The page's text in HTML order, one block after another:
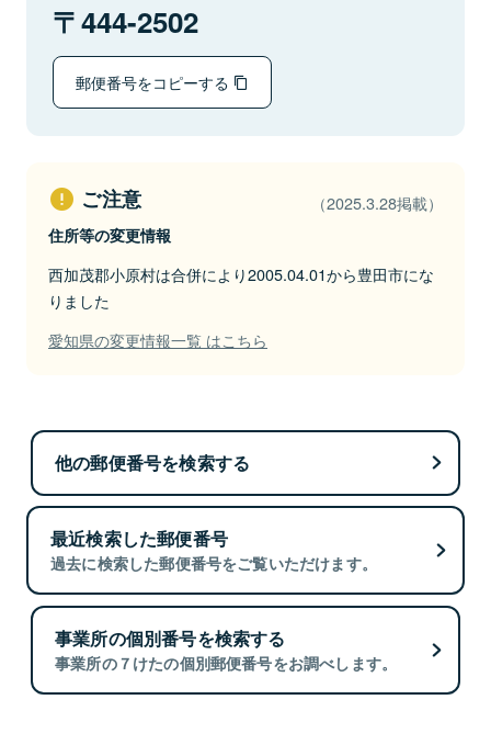
444-2502
郵便番号をコピーする
ご注意 （2025.3.28掲載）
住所等の変更情報
西加茂郡小原村は合併により2005.04.01から豊田市にな
りました
愛知県の変更情報一覧 はこちら
他の郵便番号を検索する
最近検索した郵便番号
過去に検索した郵便番号をご覧いただけます。
事業所の個別番号を検索する
事業所の７けたの個別郵便番号をお調べします。